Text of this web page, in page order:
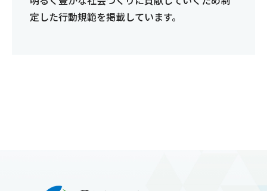
定した行動規範を掲載しています。